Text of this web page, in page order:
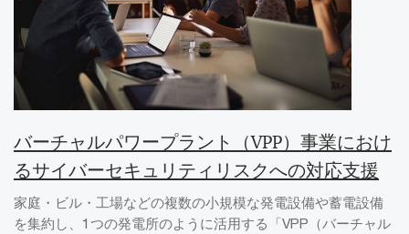
バーチャルパワープラント（VPP）事業におけ
るサイバーセキュリティリスクへの対応支援
家庭・ビル・工場などの複数の小規模な発電設備や蓄電設備
を集約し、1つの発電所のように活用する「VPP（バーチャル